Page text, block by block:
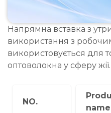
Напрямна вставка з
використання з
використовується для
оптоволокна у сферу жії.
NO.
name